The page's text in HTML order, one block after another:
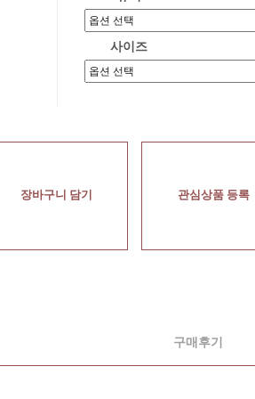
사이즈
장바구니 담기 관심상품 등록
구매후기